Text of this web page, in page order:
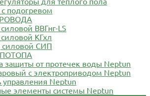
подогревом
ВВГнг-LS
КГхл
силовой СИП
защиты от протечек воды Neptun
с электроприводом Neptun
Neptun
элементы системы Neptun